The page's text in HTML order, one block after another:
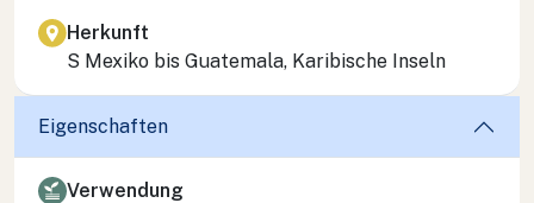
Herkunft
S Mexiko bis Guatemala, Karibische Inseln
Eigenschaften
Verwendung